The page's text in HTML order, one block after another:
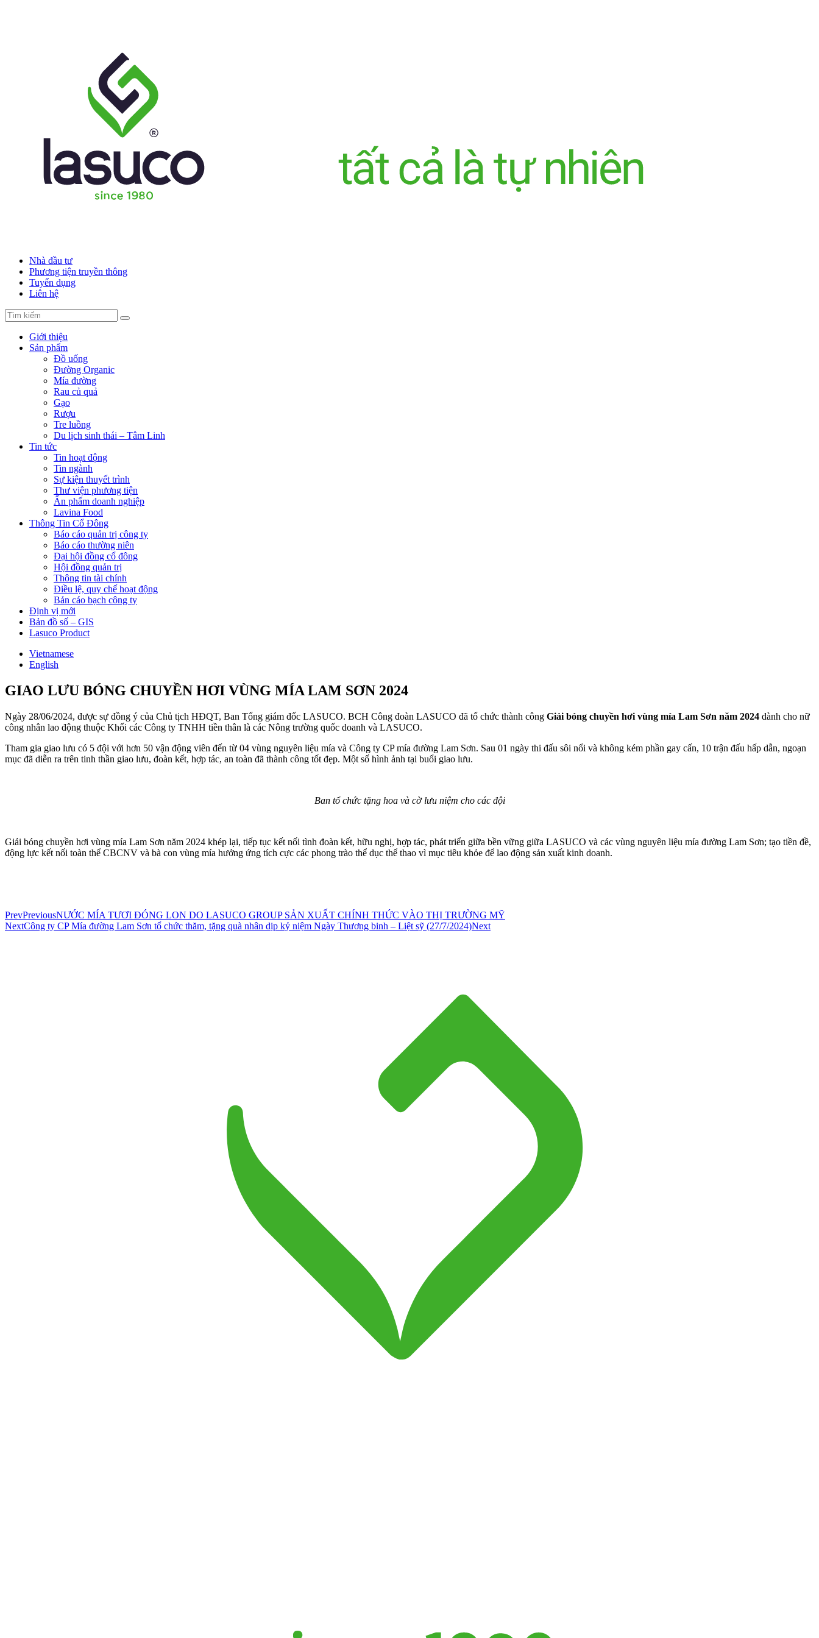
Nhà đầu tư
Phương tiện truyền thông
Tuyển dụng
Liên hệ
Giới thiệu
Sản phẩm
Đồ uống
Đường Organic
Mía đường
Rau củ quả
Gạo
Rượu
Tre luồng
Du lịch sinh thái – Tâm Linh
Tin tức
Tin hoạt động
Tin ngành
Sự kiện thuyết trình
Thư viện phương tiện
Ấn phẩm doanh nghiệp
Lavina Food
Thông Tin Cổ Đông
Báo cáo quản trị công ty
Báo cáo thường niên
Đại hội đồng cổ đông
Hội đồng quản trị
Thông tin tài chính
Điều lệ, quy chế hoạt động
Bản cáo bạch công ty
Định vị mới
Bản đồ số – GIS
Lasuco Product
Vietnamese
English
GIAO LƯU BÓNG CHUYỀN HƠI VÙNG MÍA LAM SƠN 2024
Ngày 28/06/2024, được sự đồng ý của Chủ tịch HĐQT, Ban Tổng giám đốc LASUCO. BCH Công đoàn LASUCO đã tổ chức thành công Giải bóng chuyền hơi vùng mía Lam Sơn năm 2024 dành cho nữ
công nhân lao động thuộc Khối các Công ty TNHH tiền thân là các Nông trường quốc doanh và LASUCO.
Tham gia giao lưu có 5 đội với hơn 50 vận động viên đến từ 04 vùng nguyên liệu mía và Công ty CP mía đường Lam Sơn. Sau 01 ngày thi đấu sôi nổi và không kém phần gay cấn, 10 trận đấu hấp dẫn, ngoạn
mục đã diễn ra trên tinh thần giao lưu, đoàn kết, hợp tác, an toàn đã thành công tốt đẹp. Một số hình ảnh tại buổi giao lưu.
Ban tổ chức tặng hoa và cờ lưu niệm cho các đội
Giải bóng chuyền hơi vùng mía Lam Sơn năm 2024 khép lại, tiếp tục kết nối tình đoàn kết, hữu nghị, hợp tác, phát triển giữa bền vững giữa LASUCO và các vùng nguyên liệu mía đường Lam Sơn; tạo tiền đề,
động lực kết nối toàn thể CBCNV và bà con vùng mía hưởng ứng tích cực các phong trào thể dục thể thao vì mục tiêu khỏe để lao động sản xuất kinh doanh.
PrevPreviousNƯỚC MÍA TƯƠI ĐÓNG LON DO LASUCO GROUP SẢN XUẤT CHÍNH THỨC VÀO THỊ TRƯỜNG MỸ
NextCông ty CP Mía đường Lam Sơn tổ chức thăm, tặng quà nhân dịp kỷ niệm Ngày Thương binh – Liệt sỹ (27/7/2024)Next